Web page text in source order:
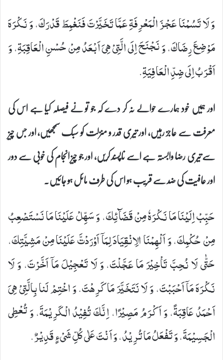
وَ لَا تَسُمْنَا عَجْزَ الْمَعْرِفَةِ عَمَّا تَخَیَّرْتَ فَنَغْمِطَ قَدْرَكَ، وَ نَكْرَهَ
مَوْضِعَ رِضَاكَ، وَ نَجْنَحَ اِلَى الَّتِیْ هِیَ اَبْعَدُ مِنْ حُسْنِ الْعَاقِبَةِ، وَ
اَقْرَبُ اِلَى ضِدِّ الْعَافِیَةِ.
اور ہمیں خود ہمارے حوالے نہ کر دے کہ جو تو نے فیصلہ کیا ہے اس کی
معرفت سے عاجز رہیں، اور تیری قدر و منزلت کو سبک سمجھیں، اور جس چیز
سے تیری رضا وابستہ ہے اسے ناپسند کریں، اور جو چیز انجام کی خوبی سے دور
اور عافیت کی ضد سے قریب ہو اس کی طرف مائل ہو جائیں۔
حَبِّبْ اِلَیْنَا مَا نَكْرَهٗ مِنْ قَضَآئِكَ، وَ سَهِّلْ عَلَیْنَا مَا نَسْتَصْعِبُ
مِنْ حُكْمِكَ، وَ اَلْهِمْنَا الِانْقِیَادَ لِمَاۤ اَوْرَدْتَّ عَلَیْنَا مِنْ مَشِیَّتِكَ،
حَتّٰى لَا نُحِبَّ تَاْخِیْرَ مَا عَجَّلْتَ، وَ لَا تَعْجِیْلَ مَاۤ اَخَّرْتَ، وَ لَا
نَكْرَهَ مَاۤ اَحْبَبْتَ، وَ لَا نَتَخَیَّرَ مَا كَرِهْتَ. وَ اخْتِمْ لَنا بِالَّتِیْ هِیَ
اَحْمَدُ عَاقِبَةً، وَ اَكْرَمُ مَصِیْرًا، اِنَّكَ تُفِیْدُ الْكَرِیْمَةَ، وَ تُعْطِی
الْجَسِیْمَةَ، وَ تَفْعَلُ مَا تُرِیْدُ، وَ اَنْتَ عَلٰى كُلِّ شَیْ‏ءٍ قَدِیْرٌ.